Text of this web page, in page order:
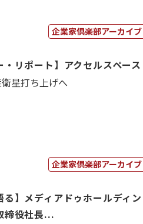
企業家倶楽部アーカイブ
・リポート】アクセルスペース
星打ち上げへ
企業家倶楽部アーカイブ
る】メディアドゥホールディン
役社長...